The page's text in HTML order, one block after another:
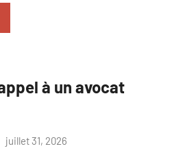
à un avocat
juillet 31, 2026